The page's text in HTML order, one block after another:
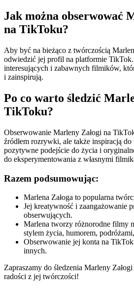
Jak można obserwować
na TikToku?
Aby być na bieżąco z twórczością
odwiedzić jej profil na platformie
interesujących i zabawnych filmików,
i zainspirują.
Po co warto śledzić
TikToku?
Obserwowanie Marleny Załogi na
źródłem rozrywki, ale także inspiracją do
pozytywne podejście do życia i
do eksperymentowania z własnymi
Razem podsumowując:
Marlena Załoga to popularna
Jej kreatywność i zaangażowanie
obserwujących.
Marlena tworzy różnorodne filmy
stylem życia, humorem,
Obserwowanie jej konta na
innych.
Zapraszamy do śledzenia Marleny
radości z jej twórczości!